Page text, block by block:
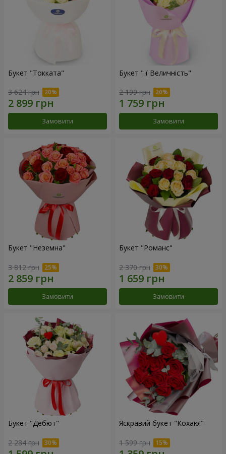
Букет "Токката"
3 624 грн
Замовити
Букет "Її Величність"
2 199 грн
Замовити
Букет "Неземна"
3 812 грн
Замовити
Букет "Романс"
2 370 грн
Замовити
Букет "Дебют"
2 284 грн
Яскравий букет "Кохаю!"
1 599 грн